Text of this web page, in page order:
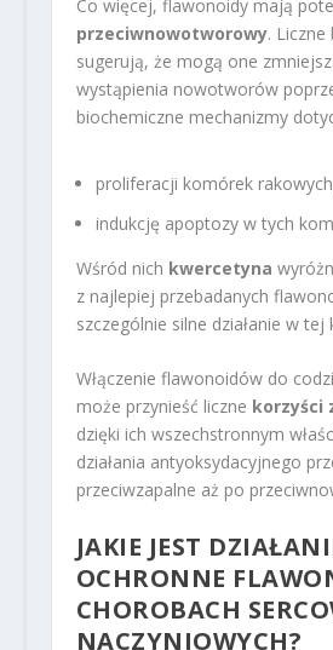
Co więcej, flawonoidy mają
przeciwnowotworowy. Liczne
sugerują, że mogą one
wystąpienia nowotworów
biochemiczne mechanizmy
proliferacji komórek
indukcję apoptozy w tych
Wśród nich kwercetyna
z najlepiej przebadanych
szczególnie silne działanie w tej
Włączenie flawonoidów do
może przynieść liczne korzyści
dzięki ich wszechstronnym
działania antyoksydacyjnego
przeciwzapalne aż po
JAKIE JEST
OCHRONNE
CHOROBACH
NACZYNIOWYCH?